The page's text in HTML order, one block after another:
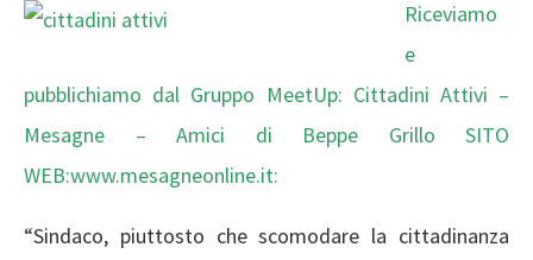
Riceviamo
e
pubblichiamo dal Gruppo MeetUp: Cittadini Attivi –
Mesagne – Amici di Beppe Grillo SITO
WEB:www.mesagneonline.it:
“Sindaco, piuttosto che scomodare la cittadinanza